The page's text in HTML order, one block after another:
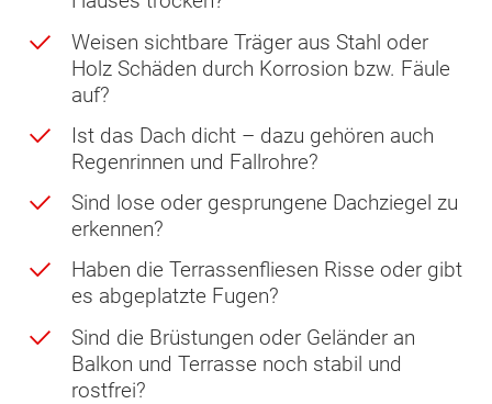
Weisen sichtbare Träger aus Stahl oder
Holz Schäden durch Korrosion bzw. Fäule
auf?
Ist das Dach dicht – dazu gehören auch
Regenrinnen und Fallrohre?
Sind lose oder gesprungene Dachziegel zu
erkennen?
Haben die Terrassenfliesen Risse oder gibt
es abgeplatzte Fugen?
Sind die Brüstungen oder Geländer an
Balkon und Terrasse noch stabil und
rostfrei?